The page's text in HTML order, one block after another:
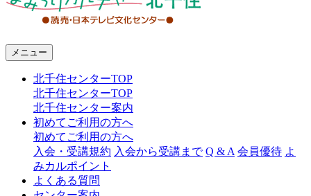
ャ
メニュー
北千住センターTOP
北千住センターTOP
北千住センター案内
初めてご利用の方へ
初めてご利用の方へ
入会・受講規約 入会から受講まで Q & A 会員優待 よ
みカルポイント
よくある質問